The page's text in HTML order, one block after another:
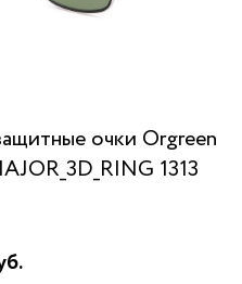
очки Orgreen
1313